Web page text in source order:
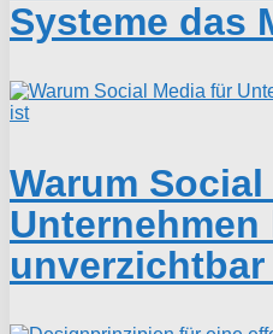
Systeme das
Warum
Unternehmen